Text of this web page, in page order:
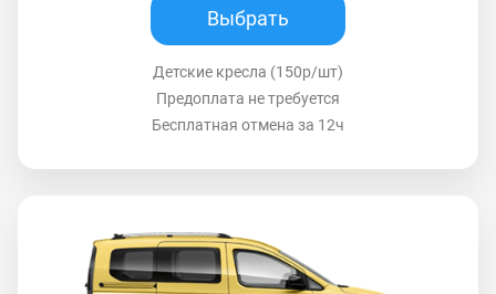
Выбрать
Детские кресла (150р/шт)
Предоплата не требуется
Бесплатная отмена за 12ч